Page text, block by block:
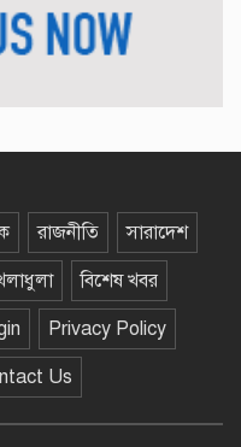
থেকে ৪ ফুট লম্বা
সংরক্ষিত বনে
থেকে ঝরে পড়া ও
করতে গণমাধ্যমের
ওয়ার্ল্ড ভিশন
গ্রাম গাঁজাসহ যুবক
অভিযানে
রাজনীতি
সারাদেশ
বিশেষ খবর
Privacy Policy
Us